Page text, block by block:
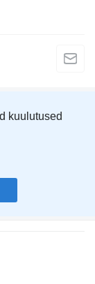
kuulutused